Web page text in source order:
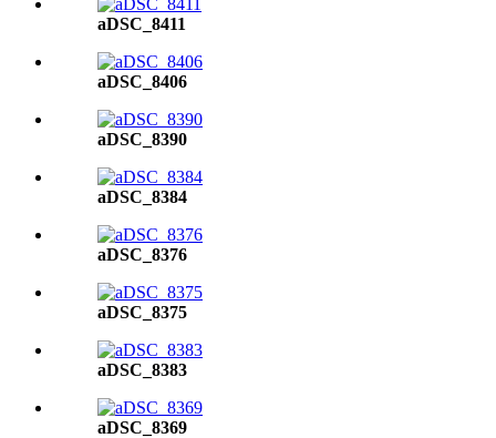
aDSC_8411
aDSC_8406
aDSC_8390
aDSC_8384
aDSC_8376
aDSC_8375
aDSC_8383
aDSC_8369